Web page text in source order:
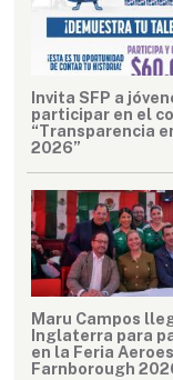
Invita SFP a
participar en el
“Transparencia
2026”
Maru Campos
Inglaterra para
en la Feria
Farnborough